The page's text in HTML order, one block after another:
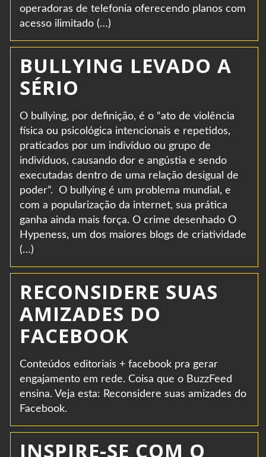
operadoras de telefonia oferecendo planos com
acesso ilimitado (…)
BULLYING LEVADO A
SÉRIO
O bullying, por definição, é o “ato de violência
física ou psicológica intencionais e repetidos,
praticados por um indivíduo ou grupo de
indivíduos, causando dor e angústia e sendo
executadas dentro de uma relação desigual de
poder”. O bullying é um problema mundial, e
com a popularização da internet, sua prática
ganha ainda mais força. O crime desenhado O
Hypeness, um dos maiores blogs de criatividade
(…)
RECONSIDERE SUAS
AMIZADES DO
FACEBOOK
Conteúdos editoriais + facebook pra gerar
engajamento em rede. Coisa que o BuzzFeed
ensina. Veja esta: Reconsidere suas amizades do
Facebook.
INSPIRE-SE COM O